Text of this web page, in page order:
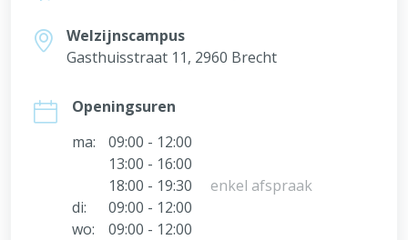
Welzijnscampus
Gasthuisstraat 11, 2960 Brecht
Openingsuren
ma:
09:00 - 12:00
13:00 - 16:00
18:00 - 19:30
enkel afspraak
di:
09:00 - 12:00
wo:
09:00 - 12:00